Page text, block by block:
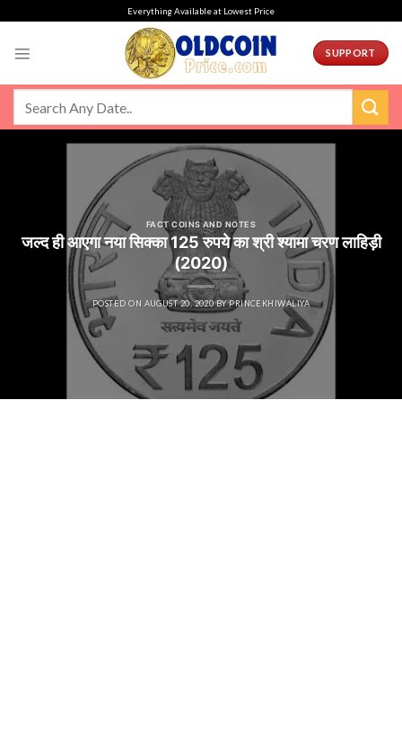
Everything Available at Lowest Price
SUPPORT
FACT COINS AND NOTES
जल्द ही आएगा नया सिक्का 125 रुपये का श्री श्यामा चरण लाहिड़ी
(2020)
POSTED ON AUGUST 20, 2020 BYPRINCEKHIWALIYA